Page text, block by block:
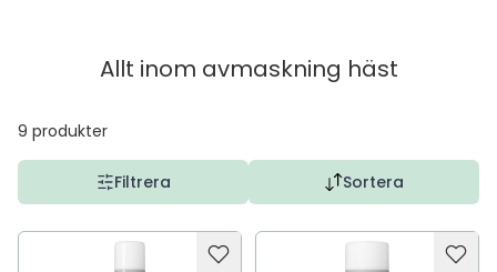
Allt inom avmaskning häst
9 produkter
Filtrera Sortera